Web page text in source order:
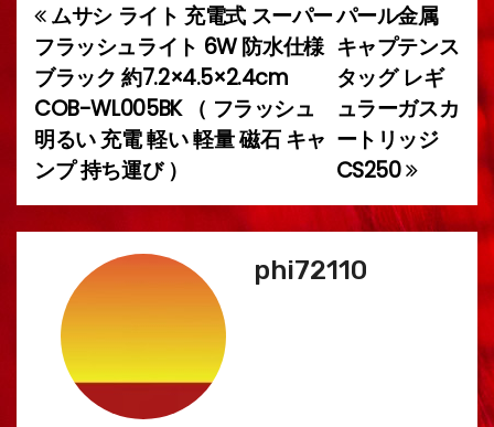
投
稿
ナ
ビ
ゲ
シ
ョ
パール金属
キャプテンス
タッグ レギ
ュラーガスカ
ートリッジ
CS250
ムサシ ライト 充電式 スーパー
フラッシュライト 6W 防水仕様
ブラック 約7.2×4.5×2.4cm
COB-WL005BK （ フラッシュ
明るい 充電 軽い 軽量 磁石 キャ
ンプ 持ち運び ）
phi72110